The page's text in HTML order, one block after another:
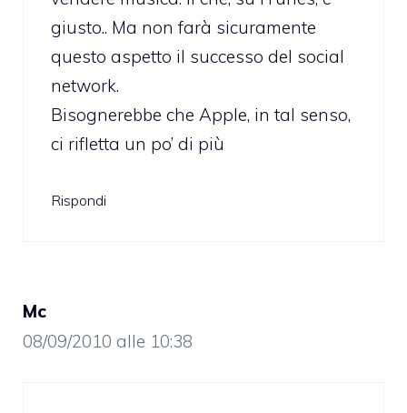
giusto.. Ma non farà sicuramente
questo aspetto il successo del social
network.
Bisognerebbe che Apple, in tal senso,
ci rifletta un po’ di più
Rispondi
Mc
08/09/2010 alle 10:38